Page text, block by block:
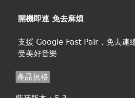
開機即連 免去麻煩
支援 Google Fast Pair，免去連
受美好音樂
產品規格